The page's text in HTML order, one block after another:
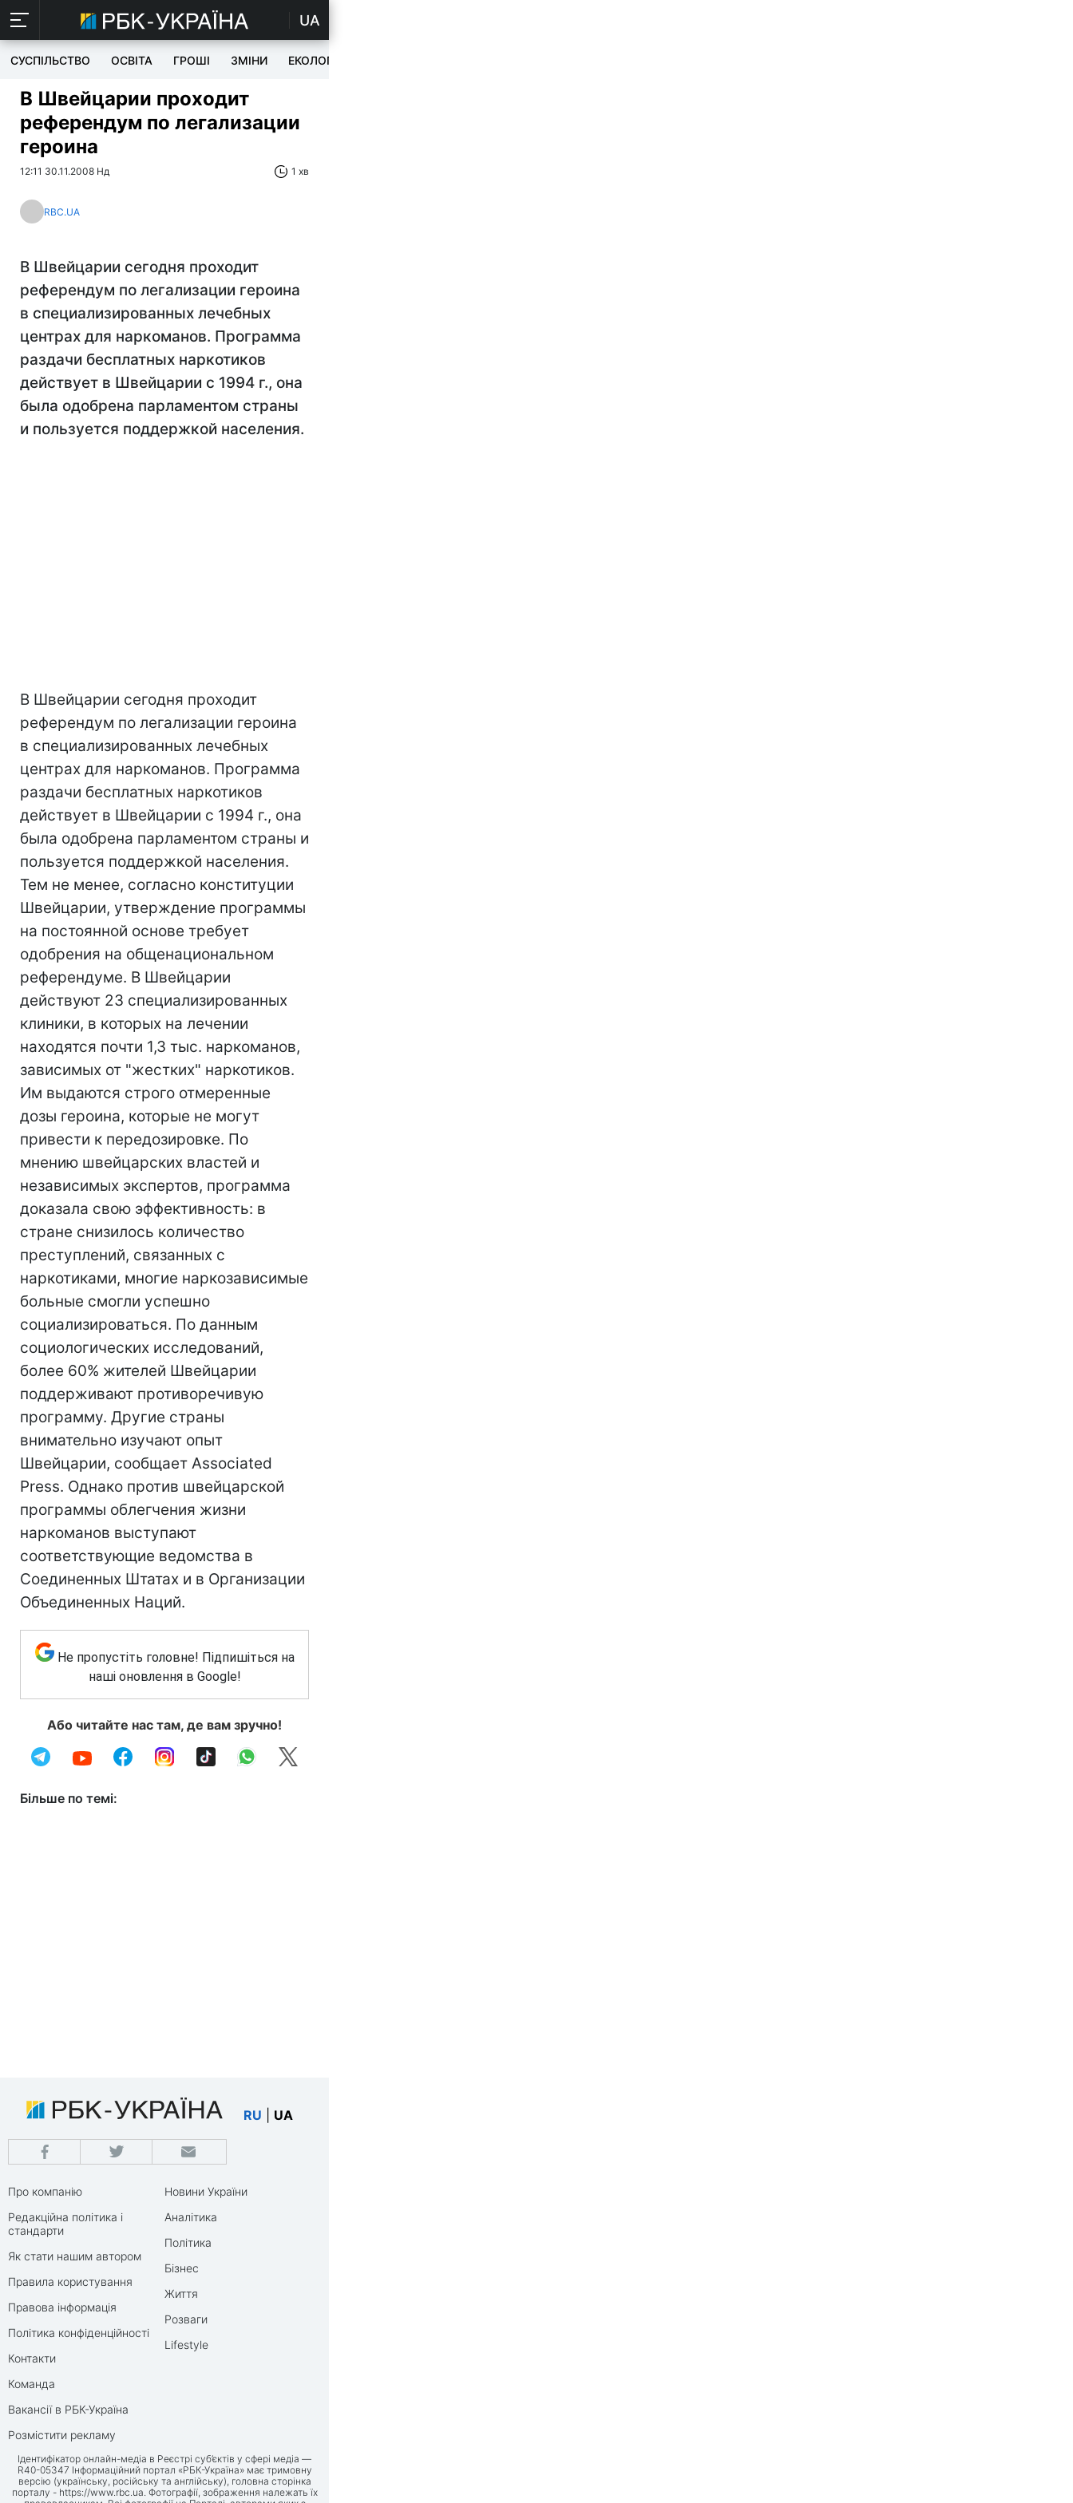
UA
СУСПІЛЬСТВО ОСВІТА ГРОШІ ЗМІНИ ЕКОЛОГІЯ
В Швейцарии проходит
референдум по легализации
героина
12:11 30.11.2008 Нд 1 хв
RBC.UA
В Швейцарии сегодня проходит
референдум по легализации героина
в специализированных лечебных
центрах для наркоманов. Программа
раздачи бесплатных наркотиков
действует в Швейцарии с 1994 г., она
была одобрена парламентом страны
и пользуется поддержкой населения.
В Швейцарии сегодня проходит
референдум по легализации героина
в специализированных лечебных
центрах для наркоманов. Программа
раздачи бесплатных наркотиков
действует в Швейцарии с 1994 г., она
была одобрена парламентом страны и
пользуется поддержкой населения.
Тем не менее, согласно конституции
Швейцарии, утверждение программы
на постоянной основе требует
одобрения на общенациональном
референдуме. В Швейцарии
действуют 23 специализированных
клиники, в которых на лечении
находятся почти 1,3 тыс. наркоманов,
зависимых от "жестких" наркотиков.
Им выдаются строго отмеренные
дозы героина, которые не могут
привести к передозировке. По
мнению швейцарских властей и
независимых экспертов, программа
доказала свою эффективность: в
стране снизилось количество
преступлений, связанных с
наркотиками, многие наркозависимые
больные смогли успешно
социализироваться. По данным
социологических исследований,
более 60% жителей Швейцарии
поддерживают противоречивую
программу. Другие страны
внимательно изучают опыт
Швейцарии, сообщает Associated
Press. Однако против швейцарской
программы облегчения жизни
наркоманов выступают
соответствующие ведомства в
Соединенных Штатах и в Организации
Объединенных Наций.
Не пропустіть головне! Підпишіться на
наші оновлення в Google!
Або читайте нас там, де вам зручно!
Більше по темі:
RU UA
Про компанію
Редакційна політика і
стандарти
Як стати нашим автором
Правила користування
Правова інформація
Політика конфіденційності
Контакти
Команда
Вакансії в РБК-Україна
Розмістити рекламу
Новини України
Аналітика
Політика
Бізнес
Життя
Розваги
Lifestyle
Ідентифікатор онлайн-медіа в Реєстрі суб’єктів у сфері медіа —
R40-05347 Інформаційний портал «РБК-Україна» має тримовну
версію (українську, російську та англійську), головна сторінка
порталу - https://www.rbc.ua. Фотографії, зображення належать їх